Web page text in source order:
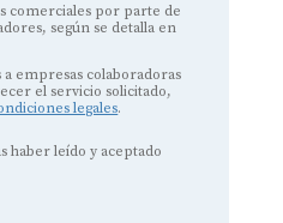
comerciales por parte de
según se detalla en
a empresas colaboradoras
el servicio solicitado,
legales.
haber leído y aceptado